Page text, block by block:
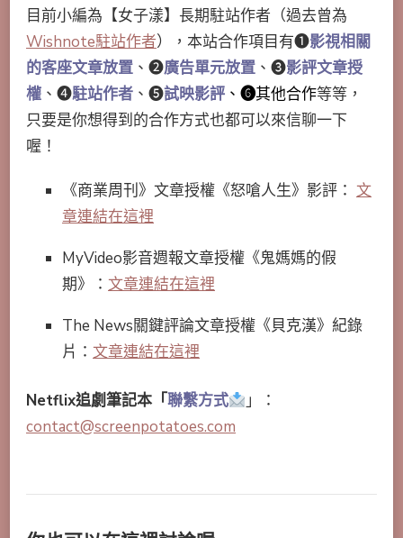
目前小編為【女子漾】長期駐站作者（過去曾為
Wishnote駐站作者），本站合作項目有➊影視相關
的客座文章放置 、➋廣告單元放置 、➌影評文章授
權 、➍駐站作者 、❺試映影評 、 ❻其他合作等等，
只要是你想得到的合作方式也都可以來信聊一下
喔！
《商業周刊》文章授權《怒嗆人生》影評： 文
章連結在這裡
MyVideo影音週報文章授權《鬼媽媽的假
期》： 文章連結在這裡
The News關鍵評論文章授權《貝克漢》紀錄
片： 文章連結在這裡
Netflix追劇筆記本「聯繫方式
」：
contact@screenpotatoes.com